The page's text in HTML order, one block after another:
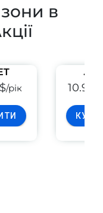
в
/рік 10.99